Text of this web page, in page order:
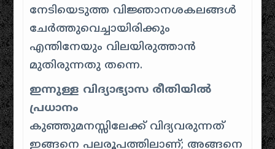
നേടിയെടുത്ത വിജ്ഞാനശകലങ്ങൾ
ചേർത്തുവെച്ചായിരിക്കും
എന്തിനേയും വിലയിരുത്താൻ
മുതിരുന്നതു തന്നെ.
ഇന്നുള്ള വിദ്യാഭ്യാസ രീതിയിൽ
പ്രധാനം
കുഞ്ഞുമനസ്സിലേക്ക് വിദ്യവരുന്നത്
ഇങ്ങനെ പലരൂപത്തിലാണ്; അങ്ങനെ